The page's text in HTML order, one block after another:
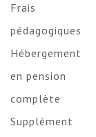
Frais
pédagogiques
Hébergement
en pension
complète
Supplément